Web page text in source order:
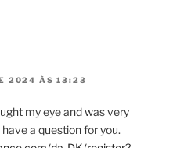
2024 ÀS 13:23
my eye and was very
a question for you.